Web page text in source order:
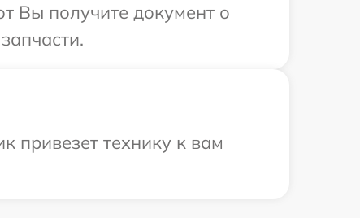
Вы получите документ о
привезет технику к вам